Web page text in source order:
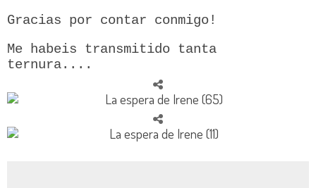
Gracias por contar conmigo!
Me habeis transmitido tanta
ternura....